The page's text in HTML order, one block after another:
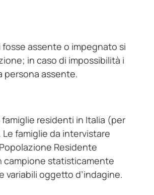
assente o impegnato si
in caso di impossibilità i
persona assente.
residenti in Italia (per
famiglie da intervistare
Residente
campione statisticamente
oggetto d’indagine.